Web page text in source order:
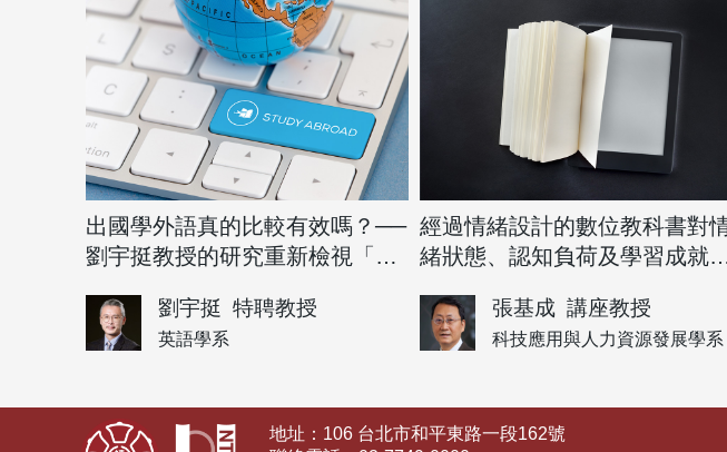
出國學外語真的比較有效嗎？──
劉宇挺教授的研究重新檢視「留
劉宇挺 特聘教授
英語學系
經過情緒設計的數位教科書對
緒狀態、認知負荷及學習成就
張基成 講座教授
科技應用與人力資源發展學系
地址：106 台北市和平東路一段162號